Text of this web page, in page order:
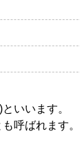
いいます。
呼ばれます。